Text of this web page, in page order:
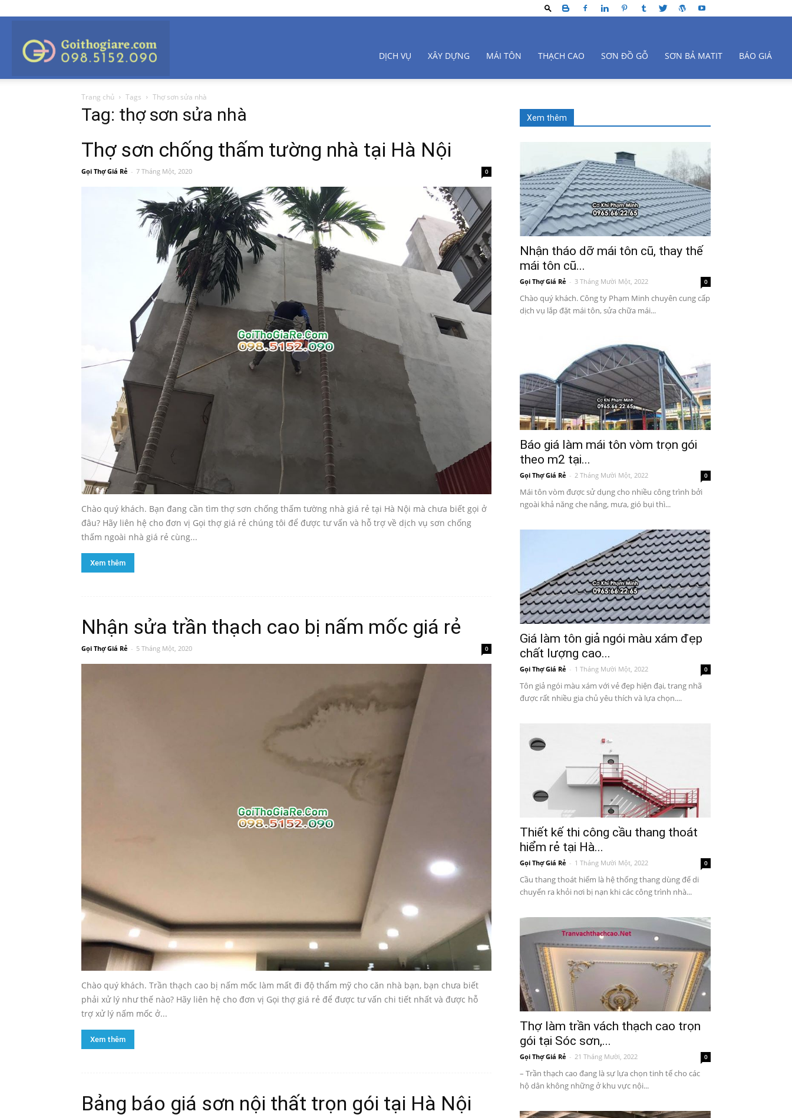
Thợ
Giá
Rẻ
DỊCH VỤ XÂY DỰNG MÁI TÔN THẠCH CAO SƠN ĐỒ GỖ SƠN BẢ MATIT BÁO GIÁ
Trang chủ Tags Thợ sơn sửa nhà
Tag: thợ sơn sửa nhà
Thợ sơn chống thấm tường nhà tại Hà Nội
Gọi Thợ Giá Rẻ - 7 Tháng Một, 2020 0
Chào quý khách. Bạn đang cần tìm thợ sơn chống thấm tường nhà giá rẻ tại Hà Nội mà chưa biết gọi ở
đâu? Hãy liên hệ cho đơn vị Gọi thợ giá rẻ chúng tôi để được tư vấn và hỗ trợ về dịch vụ sơn chống
thấm ngoài nhà giá rẻ cùng...
Xem thêm
Nhận sửa trần thạch cao bị nấm mốc giá rẻ
Gọi Thợ Giá Rẻ - 5 Tháng Một, 2020 0
Chào quý khách. Trần thạch cao bị nấm mốc làm mất đi độ thẩm mỹ cho căn nhà bạn, bạn chưa biết
phải xử lý như thế nào? Hãy liên hệ cho đơn vị Gọi thợ giá rẻ để được tư vấn chi tiết nhất và được hỗ
trợ xử lý nấm mốc ở...
Xem thêm
Bảng báo giá sơn nội thất trọn gói tại Hà Nội
Xem thêm
Nhận tháo dỡ mái tôn cũ, thay thế
mái tôn cũ...
Gọi Thợ Giá Rẻ - 3 Tháng Mười Một, 2022 0
Chào quý khách. Công ty Phạm Minh chuyên cung cấp
dịch vụ lắp đặt mái tôn, sửa chữa mái...
Báo giá làm mái tôn vòm trọn gói
theo m2 tại...
Gọi Thợ Giá Rẻ - 2 Tháng Mười Một, 2022 0
Mái tôn vòm được sử dụng cho nhiều công trình bởi
ngoài khả năng che nắng, mưa, gió bụi thì...
Giá làm tôn giả ngói màu xám đẹp
chất lượng cao...
Gọi Thợ Giá Rẻ - 1 Tháng Mười Một, 2022 0
Tôn giả ngói màu xám với vẻ đẹp hiện đại, trang nhã
được rất nhiều gia chủ yêu thích và lựa chọn....
Thiết kế thi công cầu thang thoát
hiểm rẻ tại Hà...
Gọi Thợ Giá Rẻ - 1 Tháng Mười Một, 2022 0
Cầu thang thoát hiểm là hệ thống thang dùng để di
chuyển ra khỏi nơi bị nạn khi các công trình nhà...
Thợ làm trần vách thạch cao trọn
gói tại Sóc sơn,...
Gọi Thợ Giá Rẻ - 21 Tháng Mười, 2022 0
– Trần thạch cao đang là sự lựa chọn tinh tế cho các
hộ dân không những ở khu vực nội...